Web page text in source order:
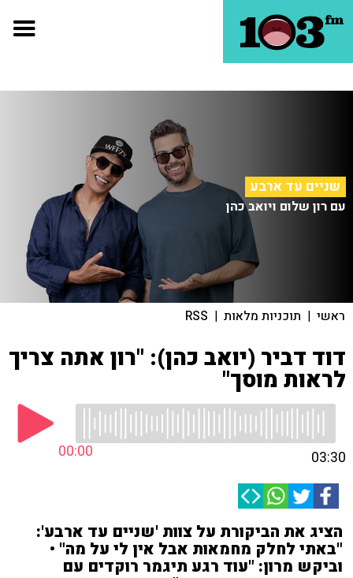
שניים עד ארבע
עם רון שלום ויואב כהן
ראשי | תוכניות מלאות |
RSS
דוד דביר (יואב כהן): "רון אתה צריך
לראות מוסך"
00:00 03:30
הציג את הביקורת על צוות 'שניים עד ארבע':
"באתי לחלק מחמאות אבל אין לי על מה" •
וביקש מרון: "עוד רגע תיגמר רוקדים עם